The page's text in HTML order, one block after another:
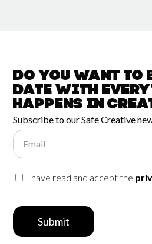
Do you want to
date with
happens in
Subscribe to our Safe Creative
Email
I have read and accept the
Submit